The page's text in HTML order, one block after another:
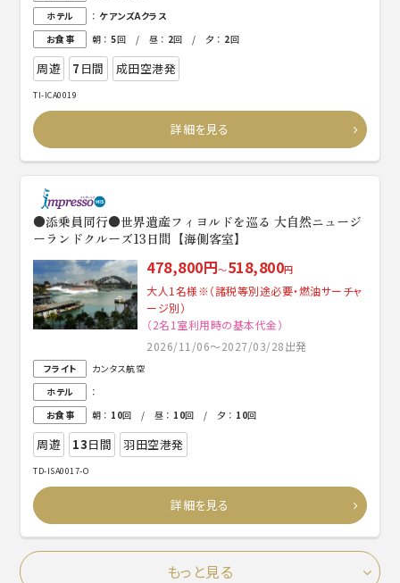
ホテル
： ケアンズAクラス
お食事
朝 ：5回 / 昼 ： 2回 / 夕 ： 2回
周遊 7 日間 成田空港発
TI-ICA0019
詳細を見る
●添乗員同行●世界遺産フィヨルドを巡る 大自然ニュージ
ーランドクルーズ13日間【海側客室】
478,800円～518,800円
大人1名様※（諸税等別途必要・燃油サーチャ
ージ別）
（2名1室利用時の基本代金）
2026/11/06～2027/03/28出発
フライト
カンタス航空
ホテル
：
お食事
朝 ： 10回 / 昼 ： 10回 / 夕 ： 10回
周遊 13日間 羽田空港発
TD-ISA0017-O
詳細を見る
もっと見る